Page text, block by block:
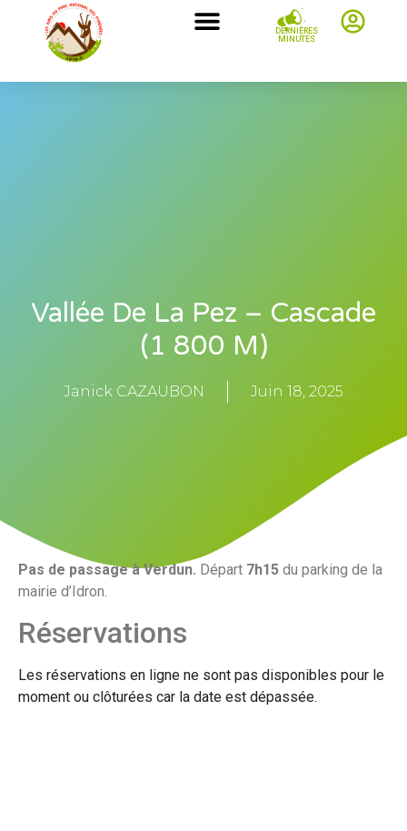
DERNIÈRES
MINUTES
Vallée De La Pez – Cascade
(1 800 M)
Janick CAZAUBON Juin 18, 2025
Pas de passage à Verdun. Départ 7h15 du parking de la
mairie d’Idron.
Réservations
Les réservations en ligne ne sont pas disponibles pour le
moment ou clôturées car la date est dépassée.